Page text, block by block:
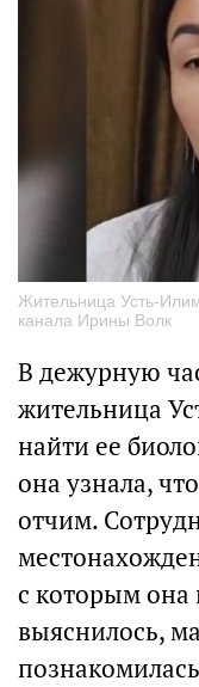
Жительница Усть-
канала Ирины Волк
В дежурную
жительница
найти ее
она узнала,
отчим.
с которым она
выяснилось,